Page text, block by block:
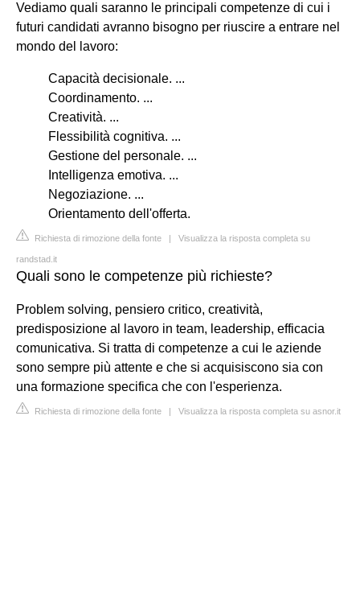
Vediamo quali saranno le principali competenze di cui i
futuri candidati avranno bisogno per riuscire a entrare nel
mondo del lavoro:
Capacità decisionale. ...
Coordinamento. ...
Creatività. ...
Flessibilità cognitiva. ...
Gestione del personale. ...
Intelligenza emotiva. ...
Negoziazione. ...
Orientamento dell'offerta.
Richiesta di rimozione della fonte | Visualizza la risposta completa su
randstad.it
Quali sono le competenze più richieste?
Problem solving, pensiero critico, creatività,
predisposizione al lavoro in team, leadership, efficacia
comunicativa. Si tratta di competenze a cui le aziende
sono sempre più attente e che si acquisiscono sia con
una formazione specifica che con l'esperienza.
Richiesta di rimozione della fonte | Visualizza la risposta completa su asnor.it